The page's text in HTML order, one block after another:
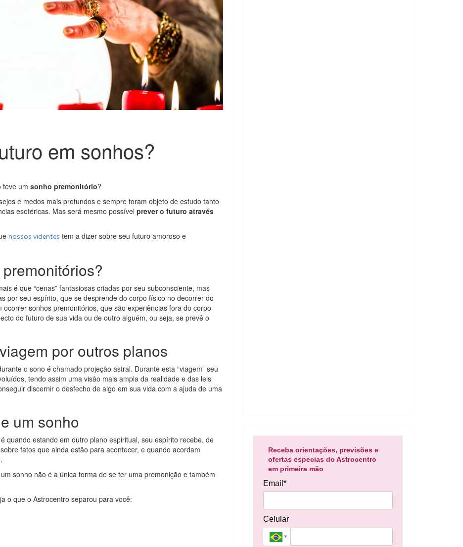
em sonhos?
teve um sonho premonitório?
e medos mais profundos e sempre foram objeto de estudo tanto
esotéricas. Mas será mesmo possível prever o futuro através
nossos videntes tem a dizer sobre seu futuro amoroso e
é que “cenas” fantasiosas criadas por seu subconsciente, mas
por seu espírito, que se desprende do corpo físico no decorrer do
sonhos premonitórios, que são experiências fora do corpo
do futuro de sua vida ou de outro alguém, ou seja, se prevê o
por outros planos
o sono é chamado projeção astral. Durante esta “viagem” seu
tendo assim uma visão mais ampla da realidade e das leis
discernir o desfecho de algo em sua vida com a ajuda de uma
um sonho
quando estando em outro plano espiritual, seu espírito recebe, de
fatos que ainda estão para acontecer, e quando acordam
sonho não é a única forma de se ter uma premonição e também
o que o Astrocentro separou para você:
Receba orientações, previsões e
ofertas especias do Astrocentro
em primeira mão
Email*
Celular